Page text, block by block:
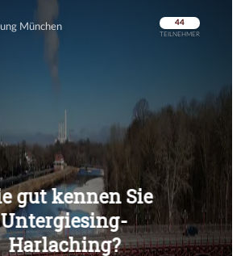
Überspringen
Überspringen